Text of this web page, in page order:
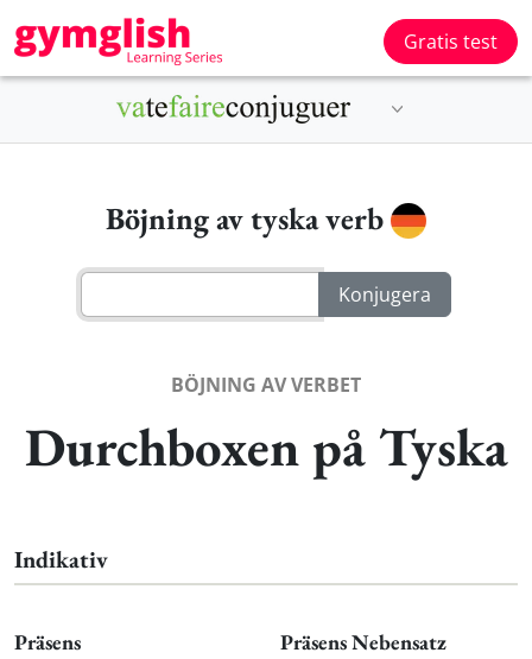
Gratis test
Böjning av tyska verb
BÖJNING AV VERBET
Durchboxen på Tyska
Indikativ
Präsens Präsens Nebensatz